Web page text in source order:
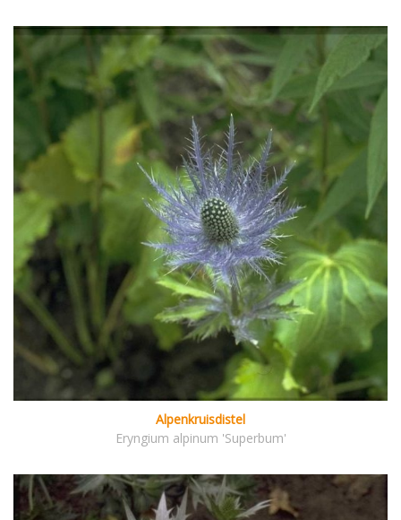
Alpenkruisdistel
Eryngium alpinum 'Superbum'